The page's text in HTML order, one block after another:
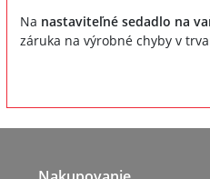
Na nastaviteľné sedadlo na
záruka na výrobné chyby v